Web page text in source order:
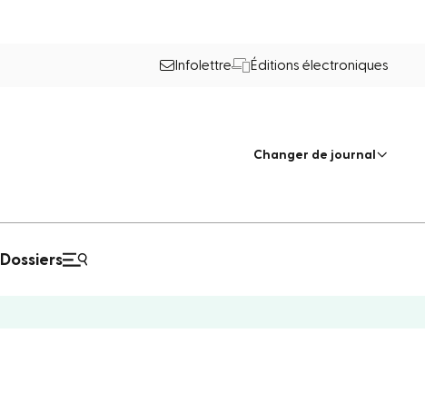
Infolettre Éditions électroniques
Changer de journal
Dossiers